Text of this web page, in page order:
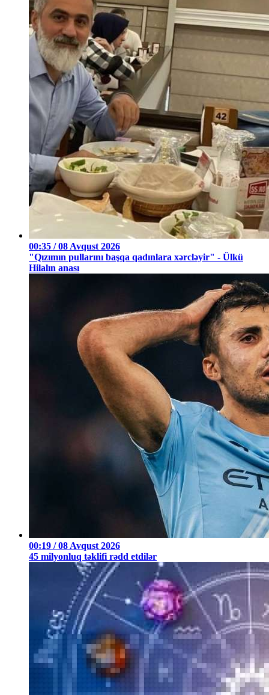
00:35 / 08 Avqust 2026
"Qızımın pullarını başqa qadınlara xərcləyir" - Ülkü
Hilalın anası
00:19 / 08 Avqust 2026
45 milyonluq təklifi rədd etdilər